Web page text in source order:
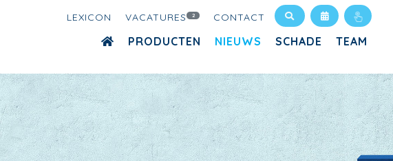
LEXICON VACATURES 2 CONTACT
PRODUCTEN NIEUWS SCHADE TEAM